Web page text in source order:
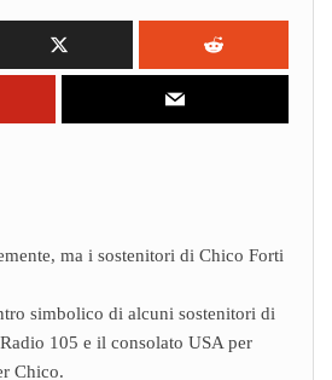
ma i sostenitori di Chico Forti
simbolico di alcuni sostenitori di
105 e il consolato USA per
Chico.